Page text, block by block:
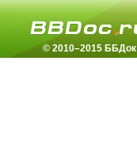
© 2010–2015 ББДок